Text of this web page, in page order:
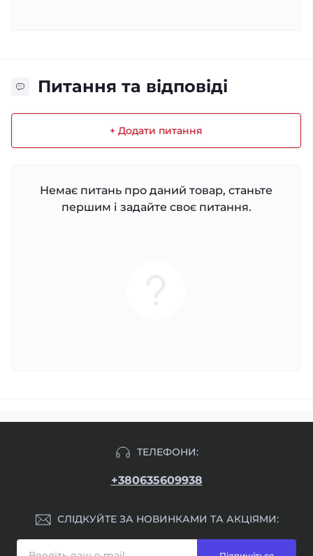
Питання та відповіді
+ Додати питання
Немає питань про даний товар, станьте
першим і задайте своє питання.
ТЕЛЕФОНИ:
+380635609938
СЛІДКУЙТЕ ЗА НОВИНКАМИ ТА АКЦІЯМИ: